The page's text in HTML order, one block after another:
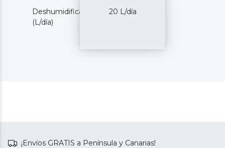
Deshumidificación
(L/día)
20 L/día
¡Envíos GRATIS a Península y Canarias!